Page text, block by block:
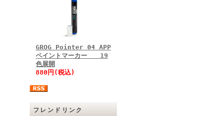
GROG Pointer 04 APP
ペイントマーカー 19
色展開
880円(税込)
フレンドリンク